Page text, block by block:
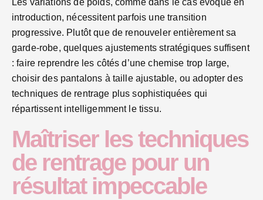
Les variations de poids, comme dans le cas évoqué en
introduction, nécessitent parfois une transition
progressive. Plutôt que de renouveler entièrement sa
garde-robe, quelques ajustements stratégiques suffisent
: faire reprendre les côtés d’une chemise trop large,
choisir des pantalons à taille ajustable, ou adopter des
techniques de rentrage plus sophistiquées qui
répartissent intelligemment le tissu.
Maîtriser les techniques
de rentrage pour un
résultat impeccable